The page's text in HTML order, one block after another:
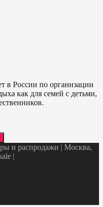
в России по организации
как для семей с детьми,
и распродажи | Москва,
|